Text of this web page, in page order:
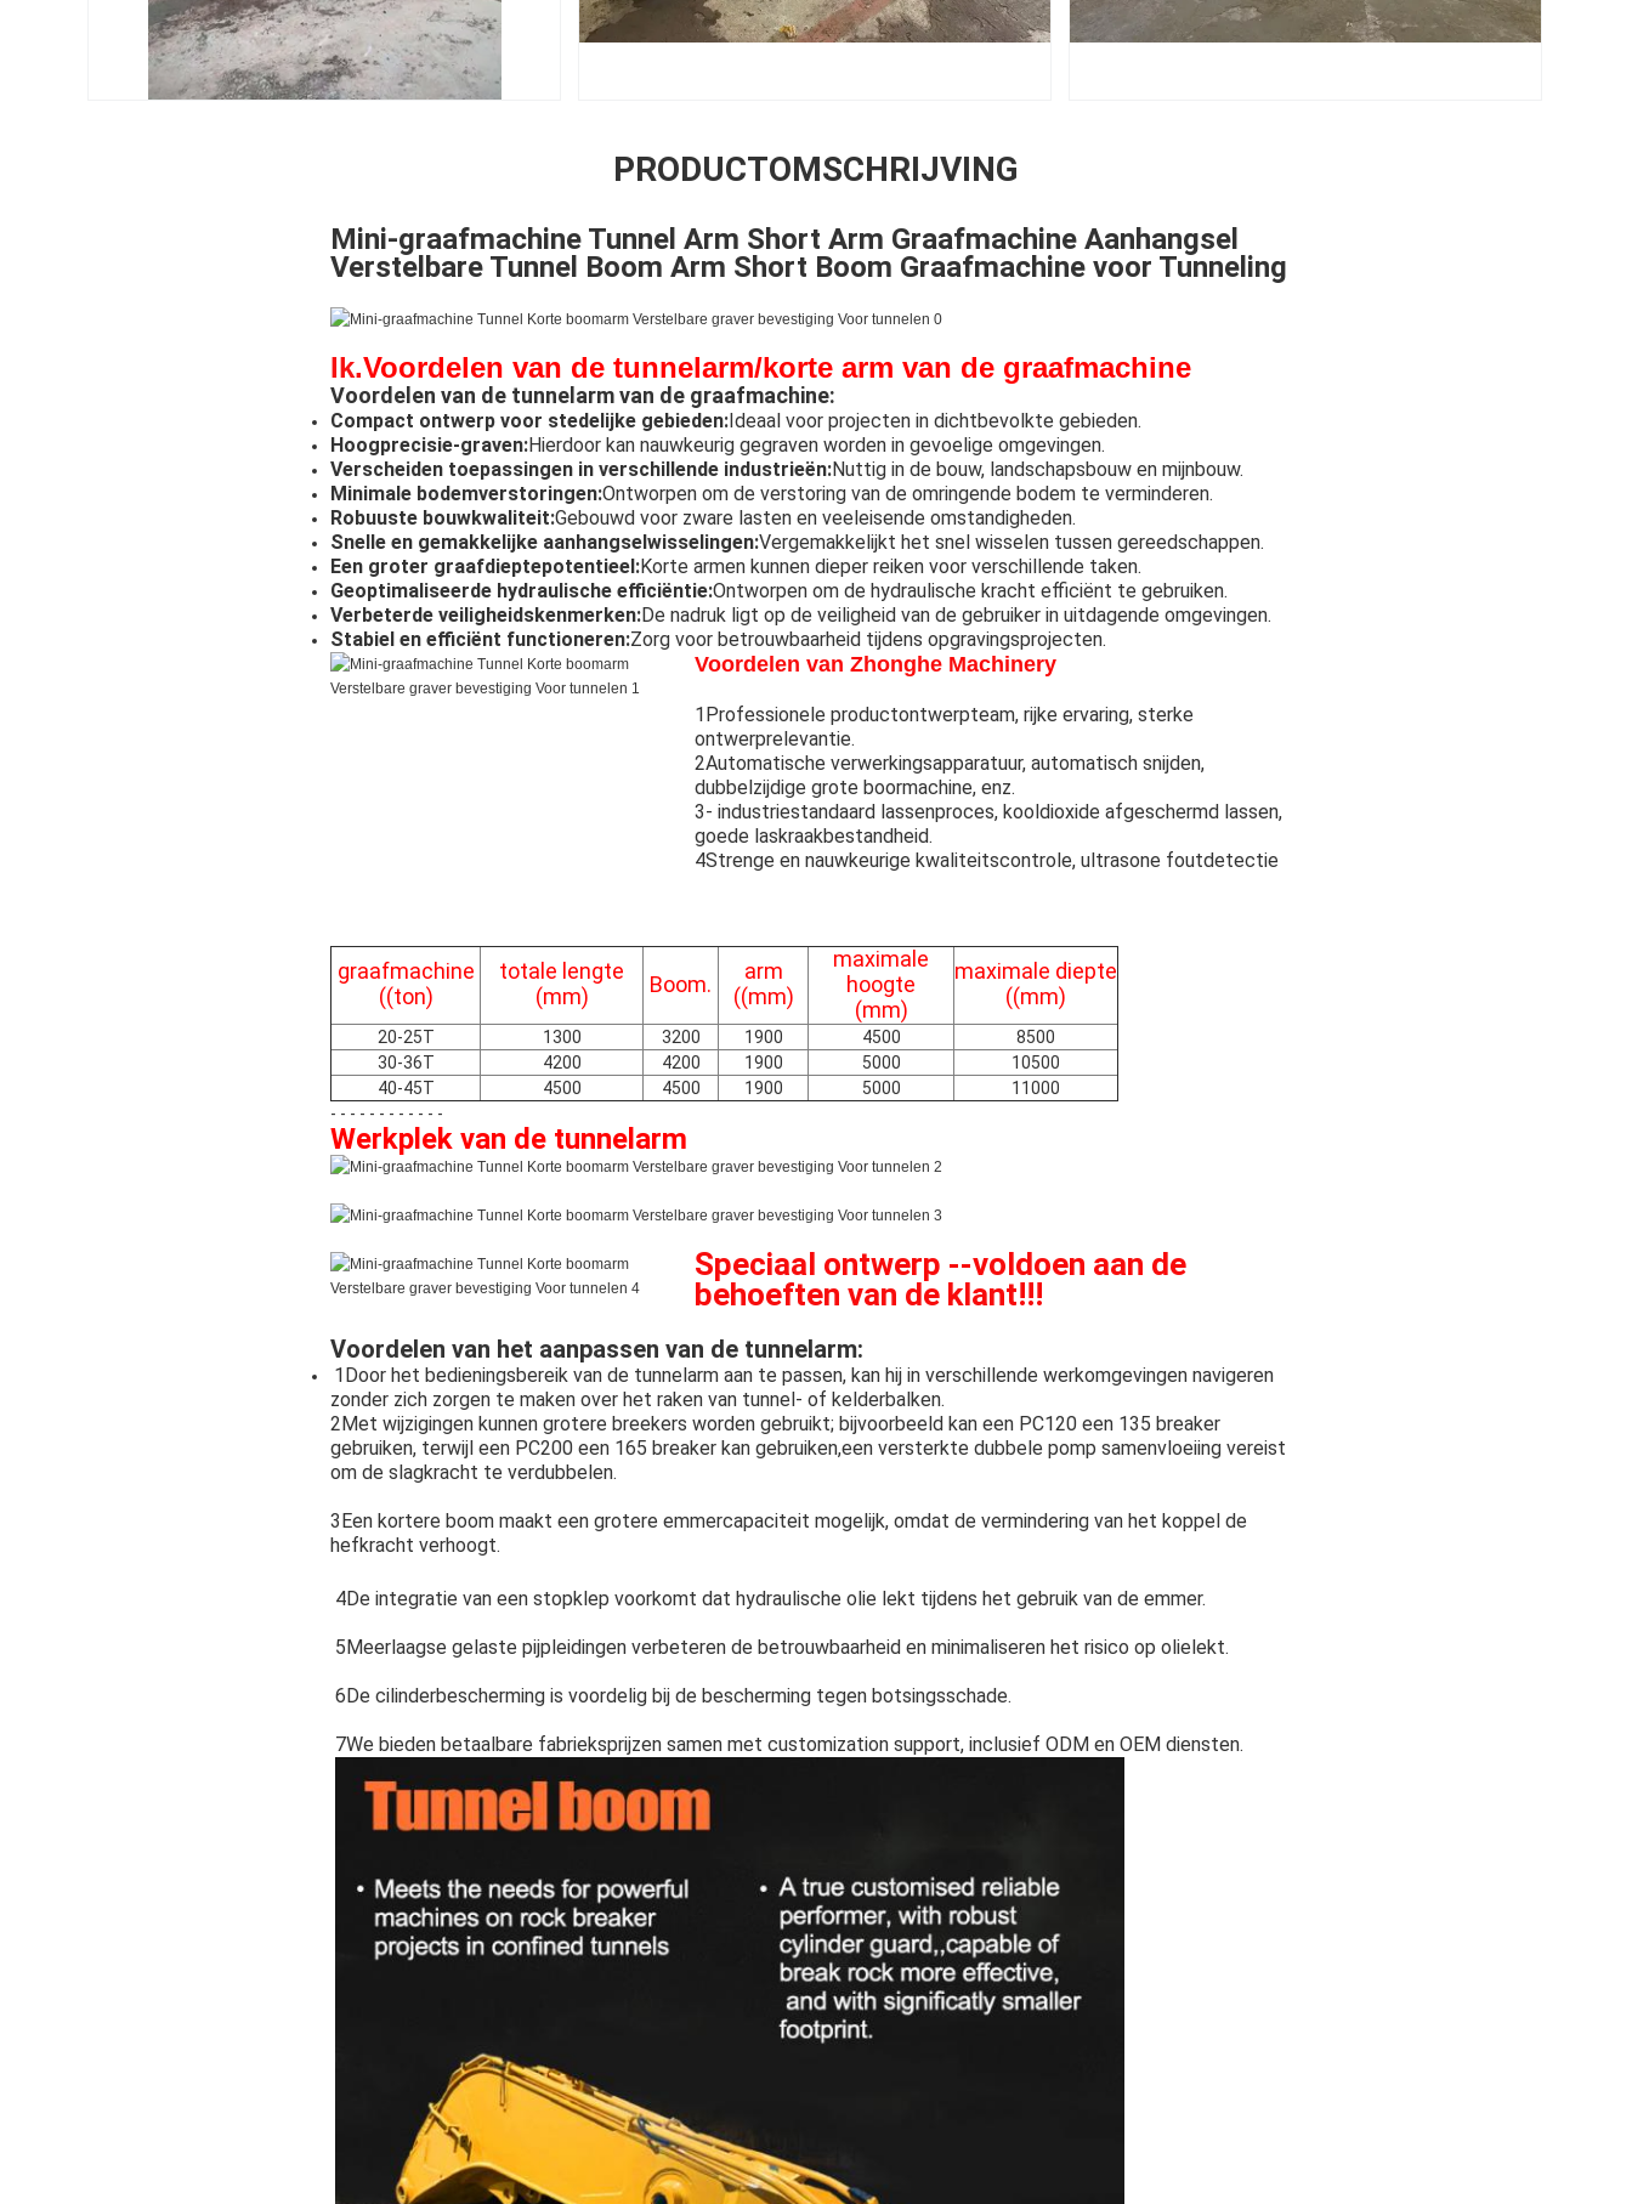
PRODUCTOMSCHRIJVING
Mini-graafmachine Tunnel Arm Short Arm Graafmachine Aanhangsel
Verstelbare Tunnel Boom Arm Short Boom Graafmachine voor Tunneling
Ik.Voordelen van de tunnelarm/korte arm van de graafmachine
Voordelen van de tunnelarm van de graafmachine:
Compact ontwerp voor stedelijke gebieden: Ideaal voor projecten in dichtbevolkte gebieden.
Hoogprecisie-graven:Hierdoor kan nauwkeurig gegraven worden in gevoelige omgevingen.
Verscheiden toepassingen in verschillende industrieën:Nuttig in de bouw, landschapsbouw en mijnbouw.
Minimale bodemverstoringen:Ontworpen om de verstoring van de omringende bodem te verminderen.
Robuuste bouwkwaliteit:Gebouwd voor zware lasten en veeleisende omstandigheden.
Snelle en gemakkelijke aanhangselwisselingen:Vergemakkelijkt het snel wisselen tussen gereedschappen.
Een groter graafdieptepotentieel:Korte armen kunnen dieper reiken voor verschillende taken.
Geoptimaliseerde hydraulische efficiëntie:Ontworpen om de hydraulische kracht efficiënt te gebruiken.
Verbeterde veiligheidskenmerken:De nadruk ligt op de veiligheid van de gebruiker in uitdagende omgevingen.
Stabiel en efficiënt functioneren:Zorg voor betrouwbaarheid tijdens opgravingsprojecten.
Voordelen van Zhonghe Machinery
1Professionele productontwerpteam, rijke ervaring, sterke
ontwerprelevantie.
2Automatische verwerkingsapparatuur, automatisch snijden,
dubbelzijdige grote boormachine, enz.
3- industriestandaard lassenproces, kooldioxide afgeschermd lassen,
goede laskraakbestandheid.
4Strenge en nauwkeurige kwaliteitscontrole, ultrasone foutdetectie
graafmachine
((ton)
totale lengte
(mm)
Boom.
arm
((mm)
maximale
hoogte
(mm)
maximale diepte
((mm)
20-25T 1300 3200 1900 4500
8500
30-36T
4200 4200 1900 5000
10500
40-45T
4500 4500 1900 5000
11000
- - - - - - - - - - - -
Werkplek van de tunnelarm
Speciaal ontwerp --voldoen aan de
behoeften van de klant!!!
Voordelen van het aanpassen van de tunnelarm:
1Door het bedieningsbereik van de tunnelarm aan te passen, kan hij in verschillende werkomgevingen navigeren
zonder zich zorgen te maken over het raken van tunnel- of kelderbalken.
2Met wijzigingen kunnen grotere breekers worden gebruikt; bijvoorbeeld kan een PC120 een 135 breaker
gebruiken, terwijl een PC200 een 165 breaker kan gebruiken,een versterkte dubbele pomp samenvloeiing vereist
om de slagkracht te verdubbelen.
3Een kortere boom maakt een grotere emmercapaciteit mogelijk, omdat de vermindering van het koppel de
hefkracht verhoogt.
4De integratie van een stopklep voorkomt dat hydraulische olie lekt tijdens het gebruik van de emmer.
5Meerlaagse gelaste pijpleidingen verbeteren de betrouwbaarheid en minimaliseren het risico op olielekt.
6De cilinderbescherming is voordelig bij de bescherming tegen botsingsschade.
7We bieden betaalbare fabrieksprijzen samen met customization support, inclusief ODM en OEM diensten.